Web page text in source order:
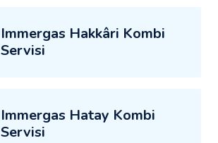
Immergas Hakkâri Kombi
Servisi
Immergas Hatay Kombi
Servisi